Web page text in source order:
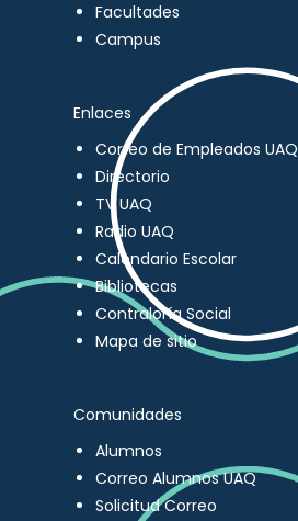
Facultades
Campus
Enlaces
Correo de Empleados UAQ
Directorio
TV UAQ
Radio UAQ
Calendario Escolar
Bibliotecas
Contraloría Social
Mapa de sitio
Comunidades
Alumnos
Correo Alumnos UAQ
Solicitud Correo